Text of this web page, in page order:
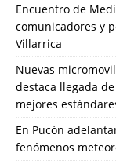
Encuentro de
comunicadores y
Villarrica
Nuevas
destaca llegada
mejores
En Pucón
fenómenos